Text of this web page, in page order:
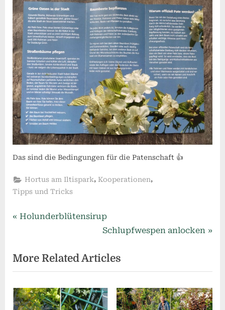
Das sind die Bedingungen für die Patenschaft 👍
Hortus am Iltispark, Kooperationen,
Tipps und Tricks
Beitragsnavigation
P
v
i
o
u
Holunderblütensirup
N
x
t
P
o
Schlupfwespen anlocken
More Related Articles